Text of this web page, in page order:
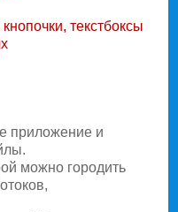
текстбоксы
приложение и
можно городить